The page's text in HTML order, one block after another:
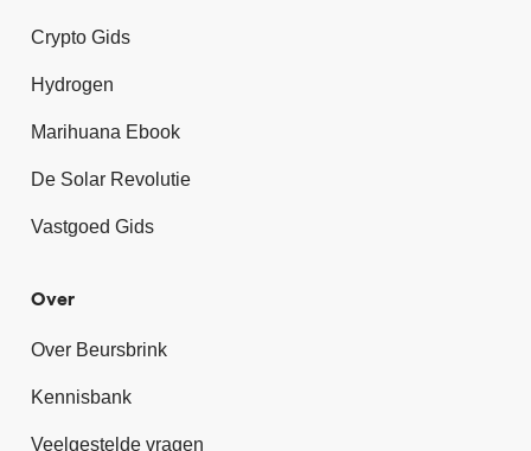
Crypto Gids
Hydrogen
Marihuana Ebook
De Solar Revolutie
Vastgoed Gids
Over
Over Beursbrink
Kennisbank
Veelgestelde vragen